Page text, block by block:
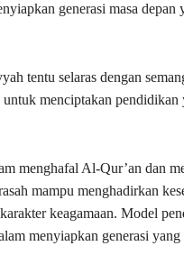
generasi masa depan
tentu selaras dengan
menciptakan pendidikan
menghafal Al-Qur’an dan
mampu menghadirkan
keagamaan. Model
menyiapkan generasi yang